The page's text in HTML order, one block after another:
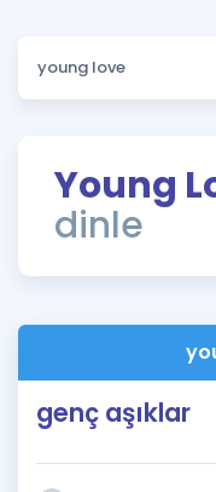
Puan Hesaplama
ÖSYM Sınav
Kampanyalar
İngilizce
Young
dinle
genç aşıklar